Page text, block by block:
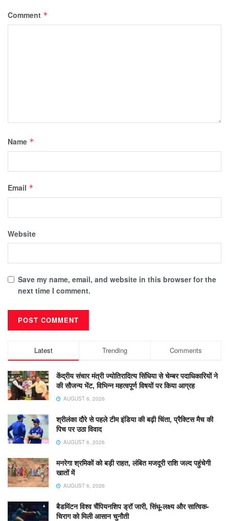
Comment *
Name *
Email *
Website
Save my name, email, and website in this browser for the
next time I comment.
Latest Trending Comments
केंद्रीय संचार मंत्री ज्योतिरादित्य सिंधिया से चेम्बर पदाधिकारियों ने
की सौजन्य भेंट, विभिन्न महत्वपूर्ण विषयों पर किया आग्रह
AUGUST 6, 2026
श्रीलंका दौरे से पहले टीम इंडिया की बढ़ी चिंता, प्रैक्टिस मैच की
पिच पर उठा विवाद
AUGUST 6, 2026
मनरेगा श्रमिकों को बड़ी राहत, लंबित मजदूरी राशि जल्द पहुंचेगी
खातों में
AUGUST 6, 2026
बैडमिंटन विश्व चैंपियनशिप ड्रॉ जारी, सिंधू-लक्ष्य और सात्विक-
चिराग को मिली आसान चुनौती